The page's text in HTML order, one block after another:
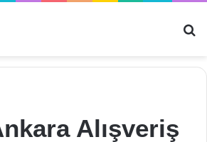
Alışveriş